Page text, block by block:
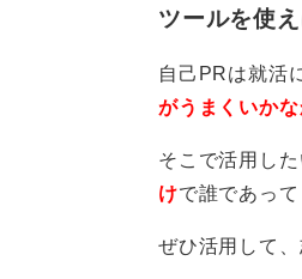
たとえば
ように、
アピール
0
ツールを使
自己PRは就活
がうまくいかな
そこで活用した
けで誰であって
ぜひ活用して